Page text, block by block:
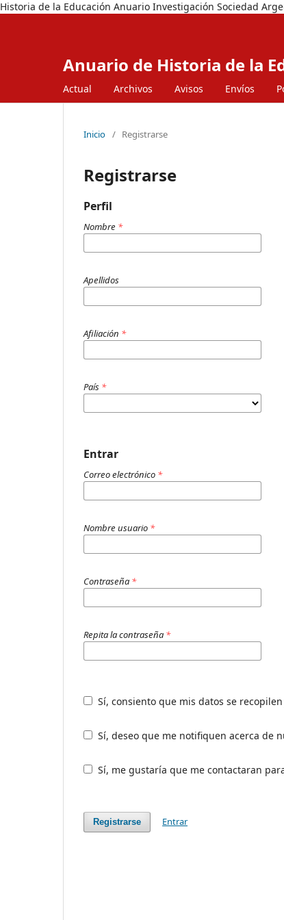
Historia de la Educación Anuario Investigación Sociedad
Anuario de Historia de la
Actual Archivos Avisos Envíos
Inicio / Registrarse
Registrarse
Perfil
Nombre *
Apellidos
Afiliación *
País *
Entrar
Correo electrónico *
Nombre usuario *
Contraseña *
Repita la contraseña *
Sí, consiento que mis datos se
Sí, deseo que me notifiquen acerca de
Sí, me gustaría que me contactaran
Registrarse Entrar